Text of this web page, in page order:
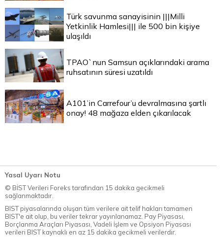
Türk savunma sanayisinin |||Milli
Yetkinlik Hamlesi||| ile 500 bin kişiye
ulaşıldı
TPAO`nun Samsun açıklarındaki arama
ruhsatının süresi uzatıldı
A101’in Carrefour’u devralmasına şartlı
onay! 48 mağaza elden çıkarılacak
Yasal Uyarı Notu
© BİST Verileri Foreks tarafından 15 dakika gecikmeli
sağlanmaktadır.
BIST piyasalarında oluşan tüm verilere ait telif hakları tamamen
BIST'e ait olup, bu veriler tekrar yayınlanamaz. Pay Piyasası,
Borçlanma Araçları Piyasası, Vadeli İşlem ve Opsiyon Piyasası
verileri BIST kaynaklı en az 15 dakika gecikmeli verilerdir.